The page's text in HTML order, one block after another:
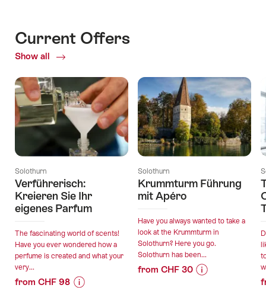
Current Offers
Show all
Current
Solothurn
Verführerisch:
Kreieren Sie Ihr
eigenes Parfum
The fascinating world of scents!
Have you ever wondered how a
perfume is created and what your
very...
from CHF 98
Solothurn
Krummturm Führung
mit Apéro
Have you always wanted to take a
look at the Krummturm in
Solothurn? Here you go.
Solothurn has been...
from CHF 30